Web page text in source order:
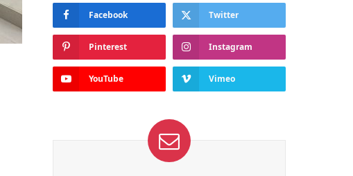
Facebook Twitter
Pinterest Instagram
YouTube Vimeo